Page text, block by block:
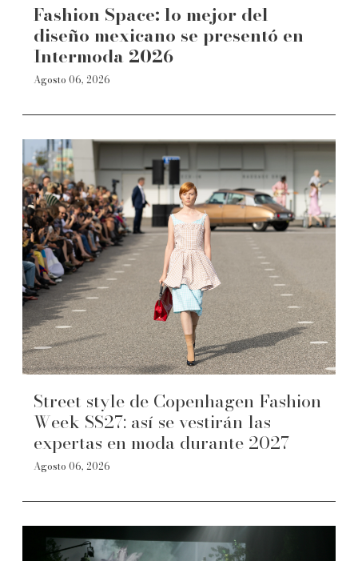
Fashion Space: lo mejor del
diseño mexicano se presentó en
Intermoda 2026
Agosto 06, 2026
Street style de Copenhagen Fashion
Week SS27: así se vestirán las
expertas en moda durante 2027
Agosto 06, 2026